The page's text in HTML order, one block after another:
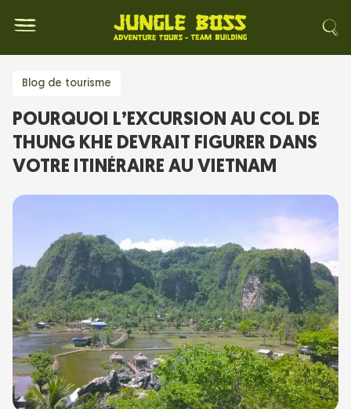
Blog de tourisme
POURQUOI L’EXCURSION AU COL DE
THUNG KHE DEVRAIT FIGURER DANS
VOTRE ITINÉRAIRE AU VIETNAM